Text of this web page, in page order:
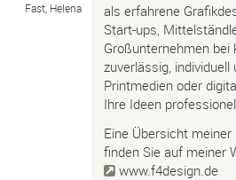
Fast, Helena
als erfahrene
Start-ups,
Großunternehmen
zuverlässig, individuell
Printmedien oder
Ihre Ideen
Eine Übersicht
finden Sie auf meiner
www.f4design.de